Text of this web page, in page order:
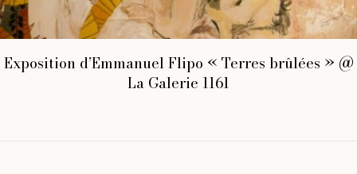
Exposition d’Emmanuel Flipo « Terres brûlées » @
La Galerie 1161